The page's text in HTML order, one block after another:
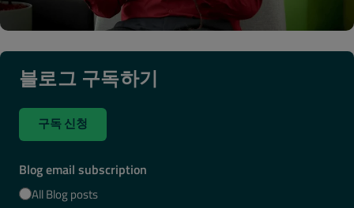
블로그 구독하기
구독 신청
Blog email subscription
All Blog posts